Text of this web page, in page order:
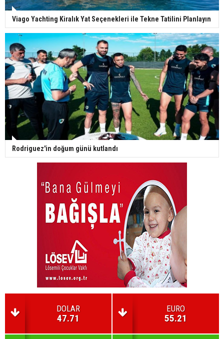
Viago Yachting Kiralık Yat Seçenekleri ile Tekne Tatilini Planlayın
Rodriguez'in doğum günü kutlandı
DOLAR
47.71
EURO
55.21